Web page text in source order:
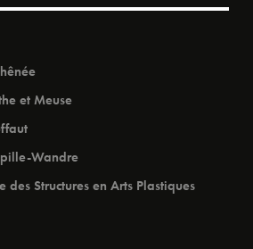
et Meuse
Wandre
des Structures en Arts Plastiques